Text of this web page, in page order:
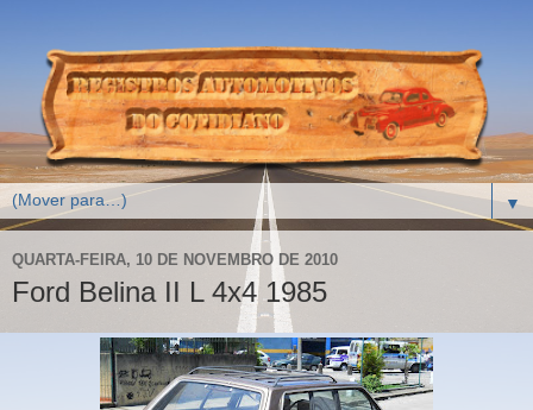
▼
QUARTA-FEIRA, 10 DE NOVEMBRO DE 2010
Ford Belina II L 4x4 1985